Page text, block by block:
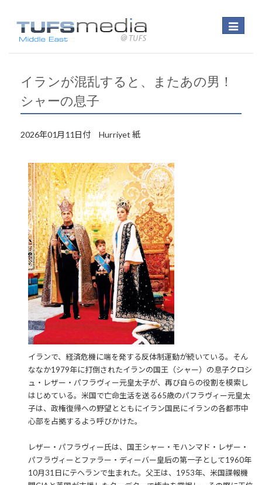
Toggle
イランが混乱すると、またあの男！
シャーの息子
2026年01月11日付 Hurriyet 紙
イランで、経済危機に端を発する反体制運動が続いている。そん
ななか1979年に打倒されたイランの国王（シャー）の息子クロシ
ュ・レザー・パフラヴィー元皇太子が、再び自らの役割を模索し
はじめている。米国で亡命生活を送る65歳のパフラヴィー元皇太
子は、政権復帰への野望とともにイラン国民にイランの各都市中
心部を占拠するよう呼びかけた。
レザー・パフラヴィー氏は、国王シャー・モハンマド・レザー・
パフラヴィーとファラー・ディーバー皇后の第一子として1960年
10月31日にテヘランで生まれた。父王は、1953年、米国諜報機